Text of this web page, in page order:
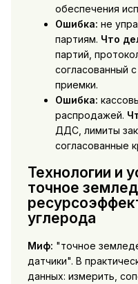
обеспечения
Ошибка: не
партиям. Что
партий,
согласованный
приемки.
Ошибка:
распродажей.
ДДС, лимиты
согласованные
Технологии и
точное
углерода
Миф: "точное
датчики". В
данных: измерить,